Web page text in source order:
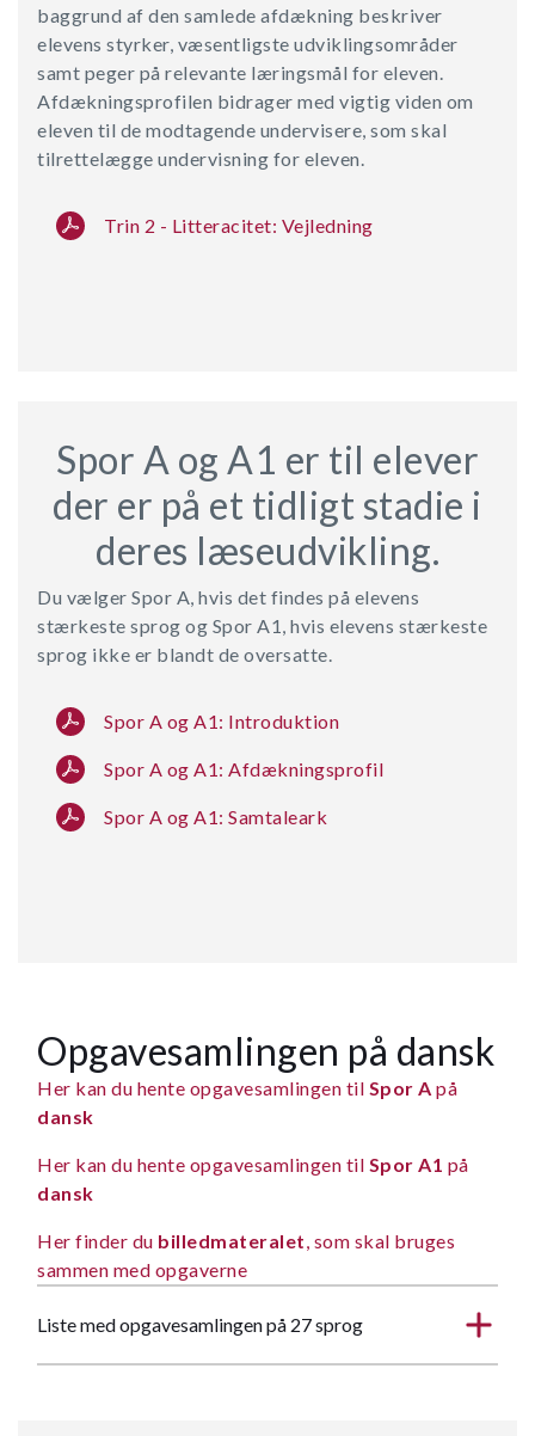
baggrund af den samlede afdækning beskriver
elevens styrker, væsentligste udviklingsområder
samt peger på relevante læringsmål for eleven.
Afdækningsprofilen bidrager med vigtig viden om
eleven til de modtagende undervisere, som skal
tilrettelægge undervisning for eleven.
Trin 2 - Litteracitet: Vejledning
Spor A og A1 er til elever
der er på et tidligt stadie i
deres læseudvikling.
Du vælger Spor A, hvis det findes på elevens
stærkeste sprog og Spor A1, hvis elevens stærkeste
sprog ikke er blandt de oversatte.
Spor A og A1: Introduktion
Spor A og A1: Afdækningsprofil
Spor A og A1: Samtaleark
Opgavesamlingen på dansk
Her kan du hente opgavesamlingen til Spor A på
dansk
Her kan du hente opgavesamlingen til Spor A1 på
dansk
Her finder du billedmateralet, som skal bruges
sammen med opgaverne
Liste med opgavesamlingen på 27 sprog